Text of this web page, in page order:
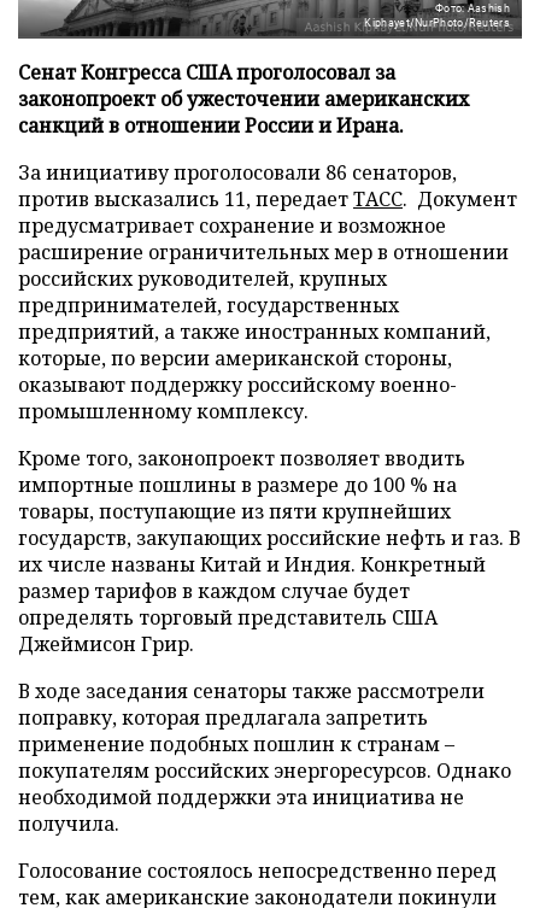
Фото: Aashish
Kiphayet/NurPhoto/Reuters
Сенат Конгресса США проголосовал за
законопроект об ужесточении американских
санкций в отношении России и Ирана.
За инициативу проголосовали 86 сенаторов,
против высказались 11, передаетТАСС. Документ
предусматривает сохранение и возможное
расширение ограничительных мер в отношении
российских руководителей, крупных
предпринимателей, государственных
предприятий, а также иностранных компаний,
которые, по версии американской стороны,
оказывают поддержку российскому военно-
промышленному комплексу.
Кроме того, законопроект позволяет вводить
импортные пошлины в размере до 100 % на
товары, поступающие из пяти крупнейших
государств, закупающих российские нефть и газ. В
их числе названы Китай и Индия. Конкретный
размер тарифов в каждом случае будет
определять торговый представитель США
Джеймисон Грир.
В ходе заседания сенаторы также рассмотрели
поправку, которая предлагала запретить
применение подобных пошлин к странам –
покупателям российских энергоресурсов. Однако
необходимой поддержки эта инициатива не
получила.
Голосование состоялось непосредственно перед
тем, как американские законодатели покинули